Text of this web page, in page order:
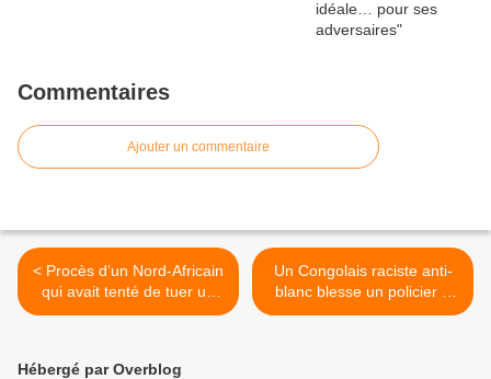
Commentaires
Ajouter un commentaire
< Procès d’un Nord-Africain
qui avait tenté de tuer un
agent SNCF
Un Congolais raciste anti-
blanc blesse un policier à
Toulouse >
Hébergé par Overblog